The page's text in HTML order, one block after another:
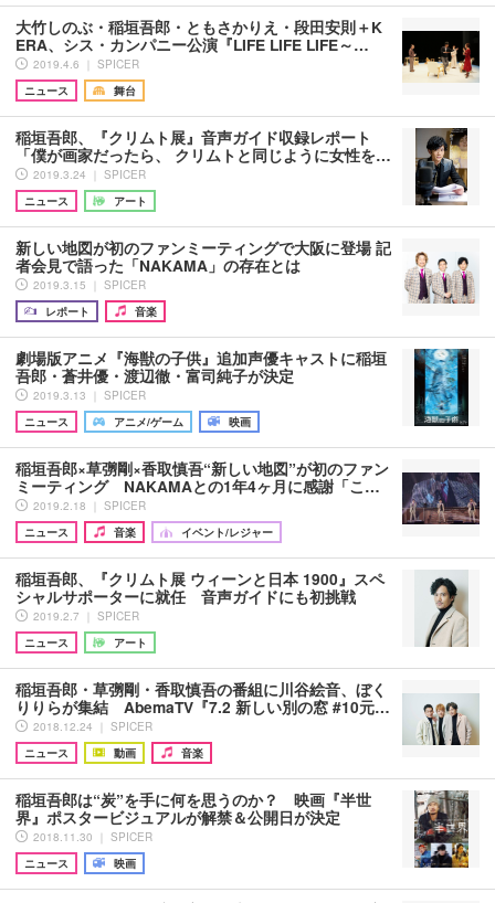
大竹しのぶ・稲垣吾郎・ともさかりえ・段田安則＋K
ERA、シス・カンパニー公演『LIFE LIFE LIFE～…
2019.4.6 ｜ SPICER
ニュース
舞台
稲垣吾郎、『クリムト展』音声ガイド収録レポート
「僕が画家だったら、 クリムトと同じように女性を…
2019.3.24 ｜ SPICER
ニュース
アート
新しい地図が初のファンミーティングで大阪に登場 記
者会見で語った「NAKAMA」の存在とは
2019.3.15 ｜ SPICER
レポート
音楽
劇場版アニメ『海獣の子供』追加声優キャストに稲垣
吾郎・蒼井優・渡辺徹・富司純子が決定
2019.3.13 ｜ SPICER
ニュース
アニメ/ゲーム 映画
稲垣吾郎×草彅剛×香取慎吾“新しい地図”が初のファン
ミーティング NAKAMAとの1年4ヶ月に感謝「こ…
2019.2.18 ｜ SPICER
ニュース
音楽 イベント/レジャー
稲垣吾郎、『クリムト展 ウィーンと日本 1900』スペ
シャルサポーターに就任 音声ガイドにも初挑戦
2019.2.7 ｜ SPICER
ニュース
アート
稲垣吾郎・草彅剛・香取慎吾の番組に川谷絵音、ぼく
りりらが集結 AbemaTV『7.2 新しい別の窓 #10元…
2018.12.24 ｜ SPICER
ニュース
動画 音楽
稲垣吾郎は“炭”を手に何を思うのか？ 映画『半世
界』ポスタービジュアルが解禁＆公開日が決定
2018.11.30 ｜ SPICER
ニュース
映画